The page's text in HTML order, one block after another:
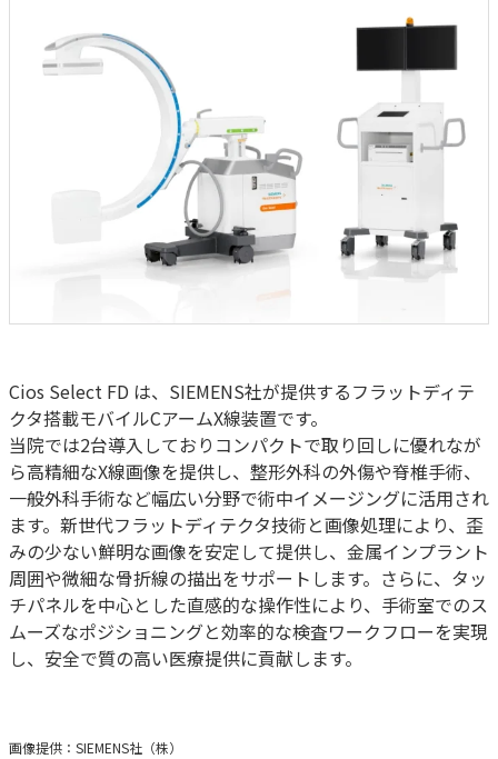
Cios Select FD は、SIEMENS社が提供するフラットディテ
クタ搭載モバイルCアームX線装置です。
当院では2台導入しておりコンパクトで取り回しに優れなが
ら高精細なX線画像を提供し、整形外科の外傷や脊椎手術、
一般外科手術など幅広い分野で術中イメージングに活用され
ます。新世代フラットディテクタ技術と画像処理により、歪
みの少ない鮮明な画像を安定して提供し、金属インプラント
周囲や微細な骨折線の描出をサポートします。さらに、タッ
チパネルを中心とした直感的な操作性により、手術室でのス
ムーズなポジショニングと効率的な検査ワークフローを実現
し、安全で質の高い医療提供に貢献します。
画像提供：SIEMENS社（株）